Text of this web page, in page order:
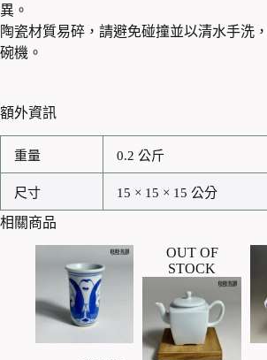
異。
陶瓷材質易碎，請避免碰撞並以清水手洗
碗機。
額外資訊
重量 0.2 公斤
尺寸 15 × 15 × 15 公分
相關商品
OUT OF
STOCK